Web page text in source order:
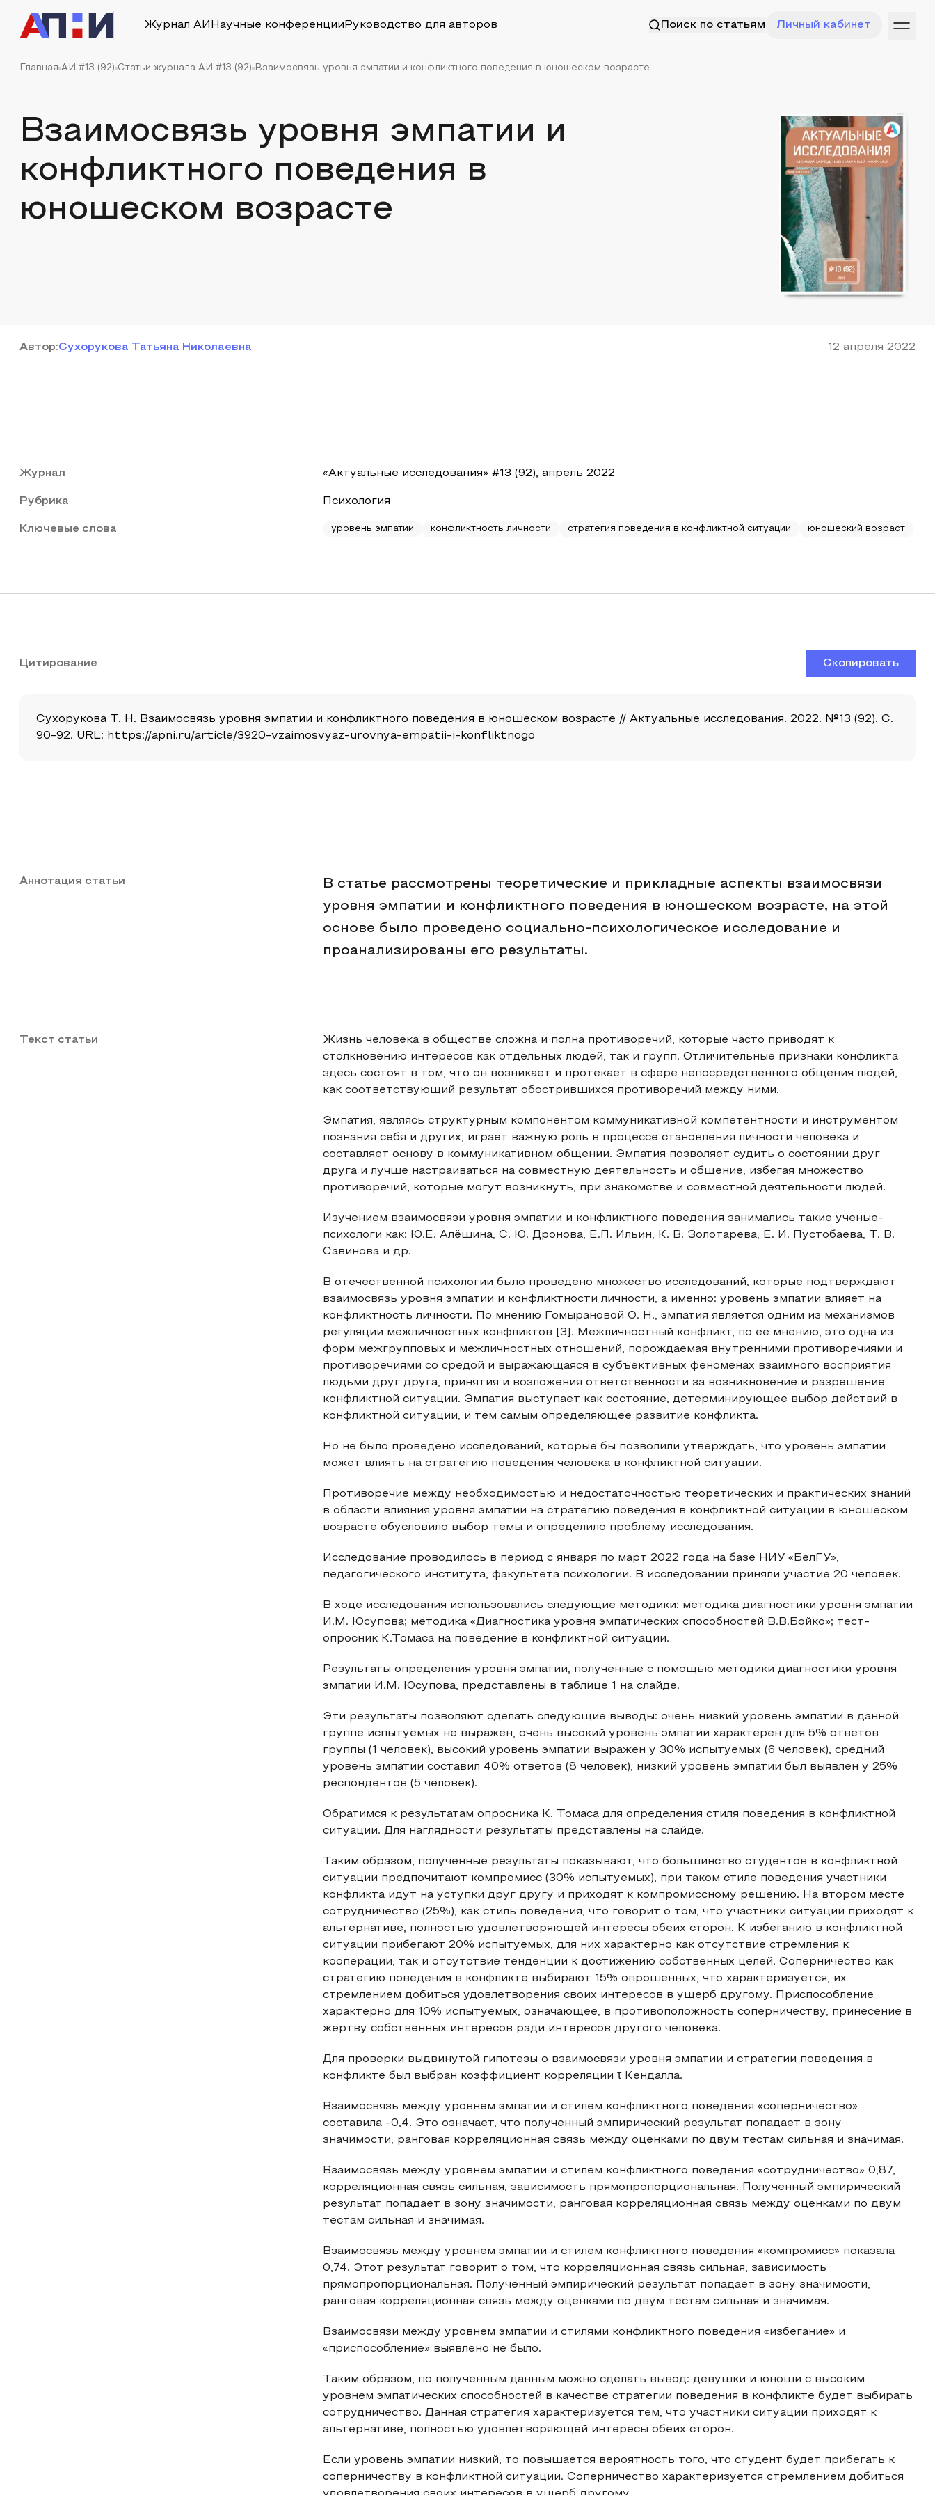
Журнал АИ Научные конференции Руководство для авторов Поиск по статьям Личный кабинет
Главная АИ #13 (92) Статьи журнала АИ #13 (92) Взаимосвязь уровня эмпатии и конфликтного поведения в юношеском возрасте
Взаимосвязь уровня эмпатии и
конфликтного поведения в
юношеском возрасте
Автор:Сухорукова Татьяна Николаевна 12 апреля 2022
Журнал «Актуальные исследования» #13 (92), апрель 2022
Рубрика Психология
Ключевые слова уровень эмпатии конфликтность личности стратегия поведения в конфликтной ситуации юношеский возраст
Цитирование Скопировать
Сухорукова Т. Н. Взаимосвязь уровня эмпатии и конфликтного поведения в юношеском возрасте // Актуальные исследования. 2022. №13 (92). С.
90-92. URL: https://apni.ru/article/3920-vzaimosvyaz-urovnya-empatii-i-konfliktnogo
Аннотация статьи
В статье рассмотрены теоретические и прикладные аспекты взаимосвязи
уровня эмпатии и конфликтного поведения в юношеском возрасте, на этой
основе было проведено социально-психологическое исследование и
проанализированы его результаты.
Текст статьи
Жизнь человека в обществе сложна и полна противоречий, которые часто приводят к
столкновению интересов как отдельных людей, так и групп. Отличительные признаки конфликта
здесь состоят в том, что он возникает и протекает в сфере непосредственного общения людей,
как соответствующий результат обострившихся противоречий между ними.
Эмпатия, являясь структурным компонентом коммуникативной компетентности и инструментом
познания себя и других, играет важную роль в процессе становления личности человека и
составляет основу в коммуникативном общении. Эмпатия позволяет судить о состоянии друг
друга и лучше настраиваться на совместную деятельность и общение, избегая множество
противоречий, которые могут возникнуть, при знакомстве и совместной деятельности людей.
Изучением взаимосвязи уровня эмпатии и конфликтного поведения занимались такие ученые-
психологи как: Ю.Е. Алёшина, С. Ю. Дронова, Е.П. Ильин, К. В. Золотарева, Е. И. Пустобаева, Т. В.
Савинова и др.
В отечественной психологии было проведено множество исследований, которые подтверждают
взаимосвязь уровня эмпатии и конфликтности личности, а именно: уровень эмпатии влияет на
конфликтность личности. По мнению Гомырановой О. Н., эмпатия является одним из механизмов
регуляции межличностных конфликтов [3]. Межличностный конфликт, по ее мнению, это одна из
форм межгрупповых и межличностных отношений, порождаемая внутренними противоречиями и
противоречиями со средой и выражающаяся в субъективных феноменах взаимного восприятия
людьми друг друга, принятия и возложения ответственности за возникновение и разрешение
конфликтной ситуации. Эмпатия выступает как состояние, детерминирующее выбор действий в
конфликтной ситуации, и тем самым определяющее развитие конфликта.
Но не было проведено исследований, которые бы позволили утверждать, что уровень эмпатии
может влиять на стратегию поведения человека в конфликтной ситуации.
Противоречие между необходимостью и недостаточностью теоретических и практических знаний
в области влияния уровня эмпатии на стратегию поведения в конфликтной ситуации в юношеском
возрасте обусловило выбор темы и определило проблему исследования.
Исследование проводилось в период с января по март 2022 года на базе НИУ «БелГУ»,
педагогического института, факультета психологии. В исследовании приняли участие 20 человек.
В ходе исследования использовались следующие методики: методика диагностики уровня эмпатии
И.М. Юсупова; методика «Диагностика уровня эмпатических способностей В.В.Бойко»; тест-
опросник К.Томаса на поведение в конфликтной ситуации.
Результаты определения уровня эмпатии, полученные с помощью методики диагностики уровня
эмпатии И.М. Юсупова, представлены в таблице 1 на слайде.
Эти результаты позволяют сделать следующие выводы: очень низкий уровень эмпатии в данной
группе испытуемых не выражен, очень высокий уровень эмпатии характерен для 5% ответов
группы (1 человек), высокий уровень эмпатии выражен у 30% испытуемых (6 человек), средний
уровень эмпатии составил 40% ответов (8 человек), низкий уровень эмпатии был выявлен у 25%
респондентов (5 человек).
Обратимся к результатам опросника К. Томаса для определения стиля поведения в конфликтной
ситуации. Для наглядности результаты представлены на слайде.
Таким образом, полученные результаты показывают, что большинство студентов в конфликтной
ситуации предпочитают компромисс (30% испытуемых), при таком стиле поведения участники
конфликта идут на уступки друг другу и приходят к компромиссному решению. На втором месте
сотрудничество (25%), как стиль поведения, что говорит о том, что участники ситуации приходят к
альтернативе, полностью удовлетворяющей интересы обеих сторон. К избеганию в конфликтной
ситуации прибегают 20% испытуемых, для них характерно как отсутствие стремления к
кооперации, так и отсутствие тенденции к достижению собственных целей. Соперничество как
стратегию поведения в конфликте выбирают 15% опрошенных, что характеризуется, их
стремлением добиться удовлетворения своих интересов в ущерб другому. Приспособление
характерно для 10% испытуемых, означающее, в противоположность соперничеству, принесение в
жертву собственных интересов ради интересов другого человека.
Для проверки выдвинутой гипотезы о взаимосвязи уровня эмпатии и стратегии поведения в
конфликте был выбран коэффициент корреляции τ Кендалла.
Взаимосвязь между уровнем эмпатии и стилем конфликтного поведения «соперничество»
составила -0,4. Это означает, что полученный эмпирический результат попадает в зону
значимости, ранговая корреляционная связь между оценками по двум тестам сильная и значимая.
Взаимосвязь между уровнем эмпатии и стилем конфликтного поведения «сотрудничество» 0,87,
корреляционная связь сильная, зависимость прямопропорциональная. Полученный эмпирический
результат попадает в зону значимости, ранговая корреляционная связь между оценками по двум
тестам сильная и значимая.
Взаимосвязь между уровнем эмпатии и стилем конфликтного поведения «компромисс» показала
0,74. Этот результат говорит о том, что корреляционная связь сильная, зависимость
прямопропорциональная. Полученный эмпирический результат попадает в зону значимости,
ранговая корреляционная связь между оценками по двум тестам сильная и значимая.
Взаимосвязи между уровнем эмпатии и стилями конфликтного поведения «избегание» и
«приспособление» выявлено не было.
Таким образом, по полученным данным можно сделать вывод: девушки и юноши с высоким
уровнем эмпатических способностей в качестве стратегии поведения в конфликте будет выбирать
сотрудничество. Данная стратегия характеризуется тем, что участники ситуации приходят к
альтернативе, полностью удовлетворяющей интересы обеих сторон.
Если уровень эмпатии низкий, то повышается вероятность того, что студент будет прибегать к
соперничеству в конфликтной ситуации. Соперничество характеризуется стремлением добиться